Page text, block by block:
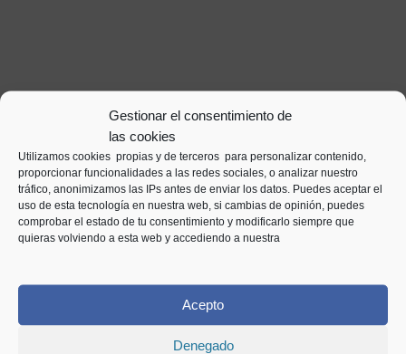
Gestionar el consentimiento de
las cookies
Utilizamos cookies propias y de terceros para personalizar contenido,
proporcionar funcionalidades a las redes sociales, o analizar nuestro
tráfico, anonimizamos las IPs antes de enviar los datos. Puedes aceptar el
uso de esta tecnología en nuestra web, si cambias de opinión, puedes
comprobar el estado de tu consentimiento y modificarlo siempre que
quieras volviendo a esta web y accediendo a nuestra
Acepto
Denegado